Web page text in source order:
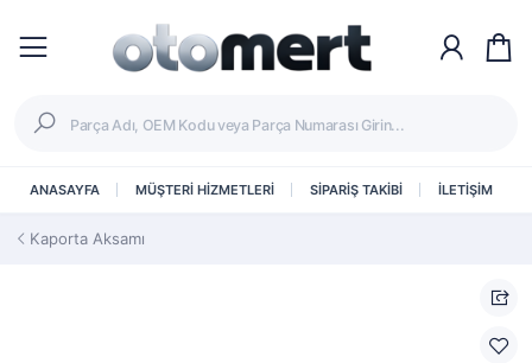
ANASAYFA MÜŞTERİ HİZMETLERİ SİPARİŞ TAKİBİ İLETİŞİM
Kaporta Aksamı